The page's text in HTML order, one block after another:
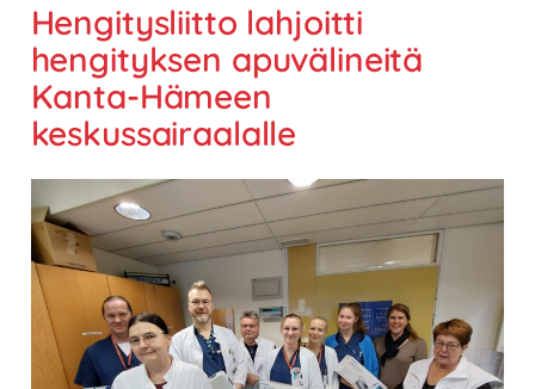
keuhkoahtaumatauti,uniapnea,
muut
keuhkosairaudet,
huono
sisäilma
tai
allergiat.
K-
H
Hengitys
Hengitysliitto lahjoitti
hengityksen apuvälineitä
Kanta-Hämeen
keskussairaalalle